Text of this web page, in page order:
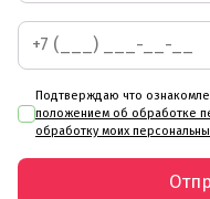
Подтверждаю что
положением об обработке
обработку моих